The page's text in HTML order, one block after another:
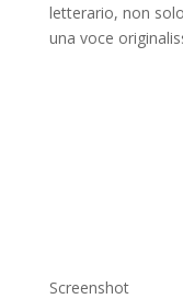
letterario, non
una voce
Screenshot